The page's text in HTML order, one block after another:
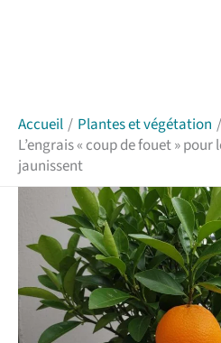
Accueil
Plantes et végétation
L’engrais « coup de fouet »
jaunissent